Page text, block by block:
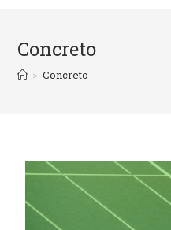
Concreto
> Concreto